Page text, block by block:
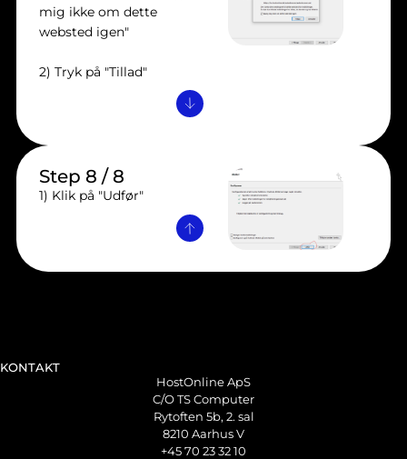
mig ikke om dette
websted igen"
2) Tryk på "Tillad"
Step 8 / 8
1) Klik på "Udfør"
KONTAKT
HostOnline ApS
C/O TS Computer
Rytoften 5b, 2. sal
8210 Aarhus V
+45 70 23 32 10